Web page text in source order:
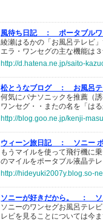
風待ち日記 ：
ポータブル
綾瀬はるかの「お風呂テレビ
エラ・ワンセグの主な機能は３
http://d.hatena.ne.jp/saito-
松とうなブログ ：
お風呂
何気にパナソニックを推薦（
ワンセグ・・またの名を「は
http://blog.goo.ne.jp/kenji-
ウィーン旅日記 ：
ソニー
もうマイルを使って飛行機に
のマイルをポータブル液晶テ
http://hideyuki2007y.blog.so-
ソニーが好きだから。 ：
ソニーのワンセグお風呂テレ
レビを見ることについては今